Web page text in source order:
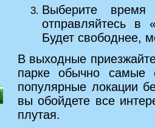
Выберите
отправляйтесь
Будет свободнее,
В выходные
парке обычно самые
популярные локации
вы обойдете все
плутая.